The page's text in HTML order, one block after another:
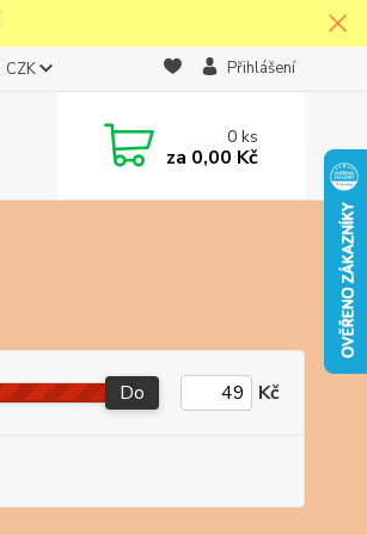
CZK Přihlášení
0ks
za 0,00 Kč
Do Kč